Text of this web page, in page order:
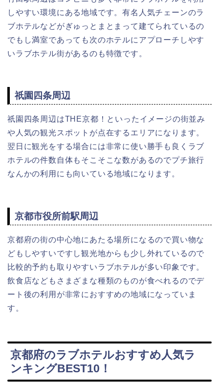
しやすい環境にある地域です。有名人気チェーンのラ
ブホテルなどがぎゅっとまとまって建てられているの
でもし満室であっても次のホテルにアプローチしやす
いラブホテル街があるのも特徴です。
祇園四条周辺
祇園四条周辺はTHE京都！といったイメージの街並み
や人気の観光スポットが点在するエリアになります。
翌日に観光をする場合には非常に使い勝手も良くラブ
ホテルの件数自体もそこそこな数があるのでプチ旅行
なんかの利用にも向いている地域になります。
京都市役所前駅周辺
京都府の街の中心地にあたる場所になるので買い物な
どもしやすいですし観光地からも少し外れているので
比較的予約も取りやすいラブホテルが多い印象です。
飲食店などもさまざまな種類のものが食べれるのでデ
ート後の利用が非常におすすめの地域になっていま
す。
京都府のラブホテルおすすめ人気ラ
ンキングBEST10！